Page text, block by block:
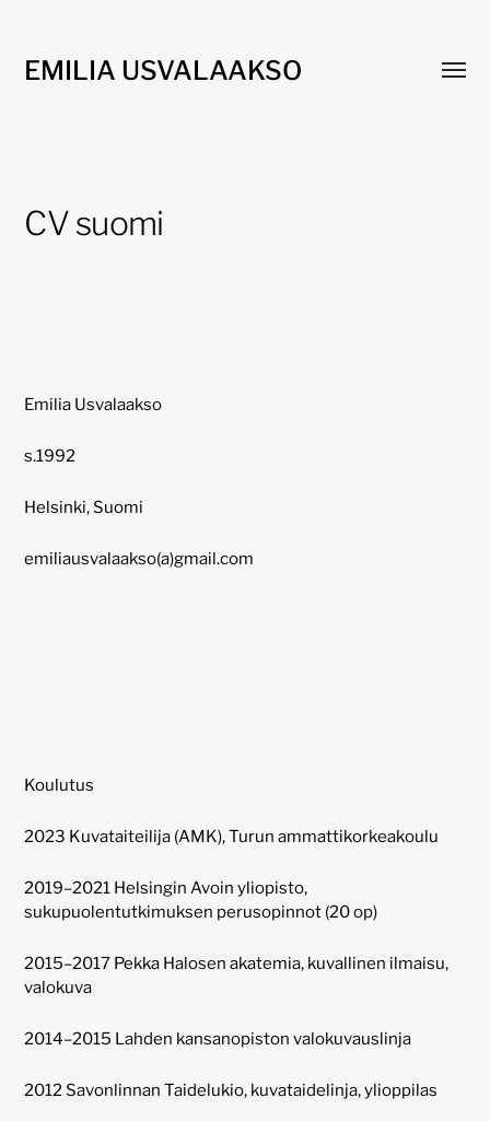
EMILIA USVALAAKSO
CV suomi
Emilia Usvalaakso
s.1992
Helsinki, Suomi
emiliausvalaakso(a)gmail.com
Koulutus
2023 Kuvataiteilija (AMK), Turun ammattikorkeakoulu
2019–2021 Helsingin Avoin yliopisto,
sukupuolentutkimuksen perusopinnot (20 op)
2015–2017 Pekka Halosen akatemia, kuvallinen ilmaisu,
valokuva
2014–2015 Lahden kansanopiston valokuvauslinja
2012 Savonlinnan Taidelukio, kuvataidelinja, ylioppilas